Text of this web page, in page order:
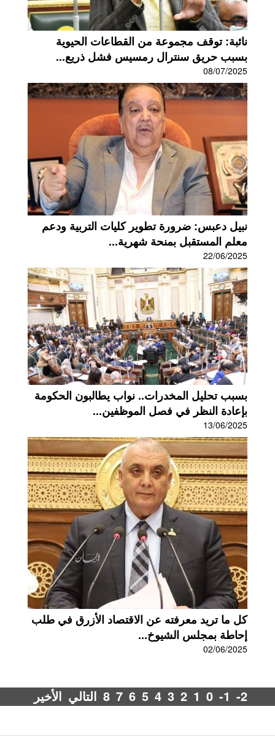
نائبة: توقف مجموعة من القطاعات الحيوية
بسبب حريق سنترال رمسيس فشل ذريع...
08/07/2025
نبيل دعبس: ضرورة تطوير كليات التربية ودعم
معلم المستقبل بمنحة شهرية...
22/06/2025
بسبب تحليل المخدرات.. نواب يطالبون الحكومة
بإعادة النظر في فصل الموظفين...
13/06/2025
كل ما تريد معرفته عن الاقتصاد الأزرق في طلب
إحاطة بمجلس الشيوخ...
02/06/2025
-2
-1
0
1
2
3
4
5
6
7
8 التالي الأخير